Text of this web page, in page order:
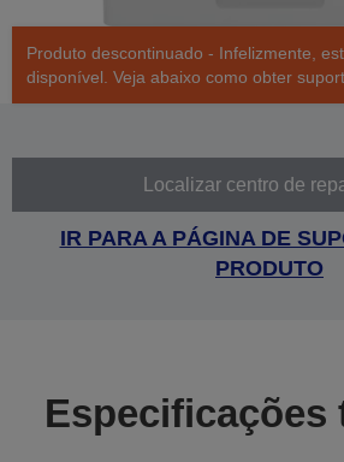
Produto descontinuado - Infelizmente,
disponível. Veja abaixo como obter
Localizar centro de
IR PARA A PÁGINA DE
PRODUTO
Especificações